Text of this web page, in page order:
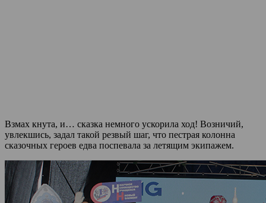
Взмах кнута, и… сказка немного ускорила ход! Возничий,
увлекшись, задал такой резвый шаг, что пестрая колонна
сказочных героев едва поспевала за летящим экипажем.